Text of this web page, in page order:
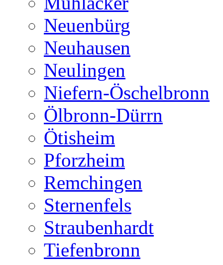
Neuenbürg
Neuhausen
Neulingen
Niefern-Öschelbronn
Ölbronn-Dürrn
Ötisheim
Pforzheim
Remchingen
Sternenfels
Straubenhardt
Tiefenbronn